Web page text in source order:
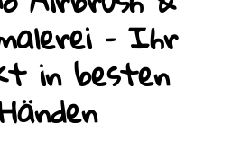
– Ihr
in besten